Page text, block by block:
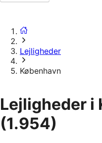
Lejligheder
København
Lejligheder i
(1.954)